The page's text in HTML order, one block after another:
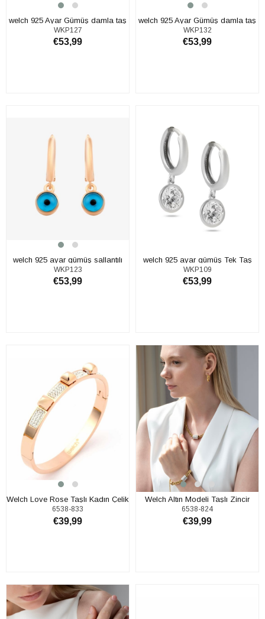
welch 925 Ayar Gümüş damla taş
sallantılı Küpe
WKP127
€53,99
welch 925 Ayar Gümüş damla taş
Küpe
WKP132
€53,99
welch 925 ayar gümüş sallantılı
Nazar Boncuğu küpe
WKP123
€53,99
welch 925 ayar gümüş Tek Taş
Sallantılı küpe
WKP109
€53,99
Welch Love Rose Taşlı Kadın Çelik
Bileklik
6538-833
€39,99
Welch Altın Modeli Taşlı Zincir
Çelik Bileklik
6538-824
€39,99